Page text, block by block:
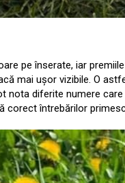
pe înserate, iar
mai ușor vizibile. O
nota diferite numere
corect întrebărilor